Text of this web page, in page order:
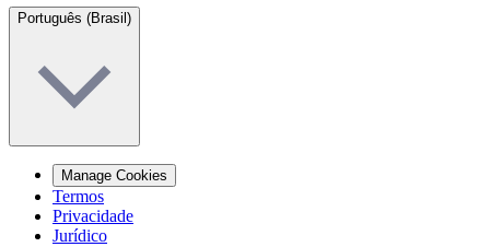
Português (Brasil)
Manage Cookies
Termos
Privacidade
Jurídico